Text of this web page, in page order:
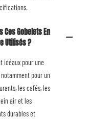
Ces Gobelets En
Utilisés ?
idéaux pour une
pour un
les cafés, les
air et les
durables et